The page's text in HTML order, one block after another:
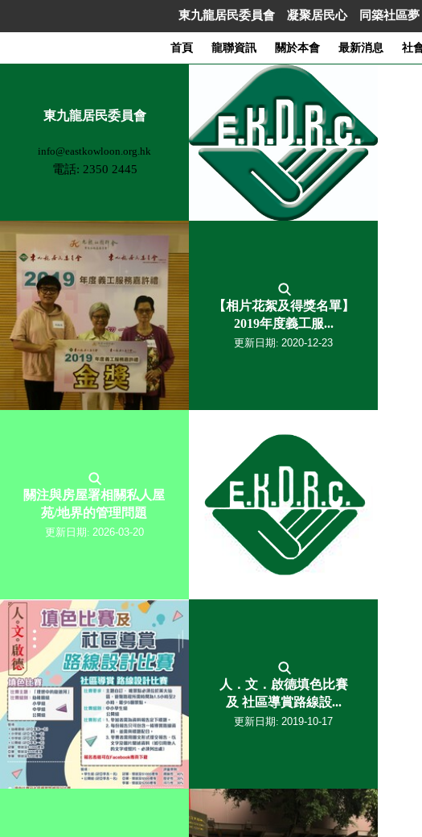
員
關
本
會
最
消
息
社
民
生
青
婦
女
義
工
樂
齡
會
員
福
利
專
題
文
章
出
版
刊
物
東九龍居民委員會 凝聚居民心 同築社區夢
社
最新消息
關於本會
龍聯資訊
首頁
東九龍居民委員會
info@eastkowloon.org.hk
電話: 2350 2445
【相片花絮及得獎名單】
2019年度義工服...
更新日期: 2020-12-23
關注與房屋署相關私人屋
苑/地界的管理問題
更新日期: 2026-03-20
人．文．啟德填色比賽
及 社區導賞路線設...
更新日期: 2019-10-17